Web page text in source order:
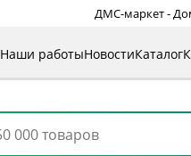
ДМС-маркет -
Наши работыНовостиКаталог